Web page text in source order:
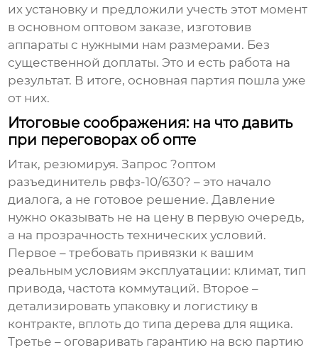
их установку и предложили учесть этот момент
в основном оптовом заказе, изготовив
аппараты с нужными нам размерами. Без
существенной доплаты. Это и есть работа на
результат. В итоге, основная партия пошла уже
от них.
Итоговые соображения: на что давить
при переговорах об опте
Итак, резюмируя. Запрос ?оптом
разъединитель рвфз-10/630? – это начало
диалога, а не готовое решение. Давление
нужно оказывать не на цену в первую очередь,
а на прозрачность технических условий.
Первое – требовать привязки к вашим
реальным условиям эксплуатации: климат, тип
привода, частота коммутаций. Второе –
детализировать упаковку и логистику в
контракте, вплоть до типа дерева для ящика.
Третье – оговаривать гарантию на всю партию